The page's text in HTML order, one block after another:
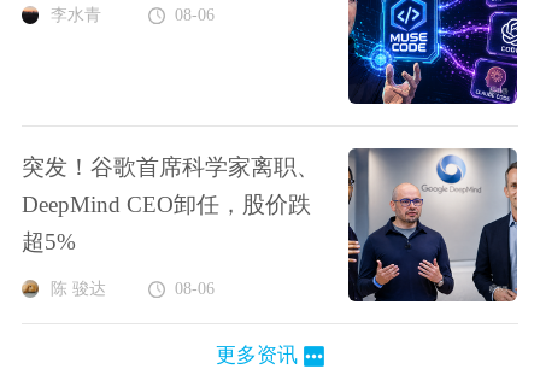
李水青 08-06
突发！谷歌首席科学家离职、
DeepMind CEO卸任，股价跌
超5%
陈 骏达 08-06
更多资讯